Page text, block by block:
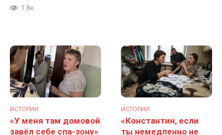
1.8к.
ИСТОРИИ
«У меня там домовой
завёл себе спа-зону»
ИСТОРИИ
«Константин, если
ты немедленно не